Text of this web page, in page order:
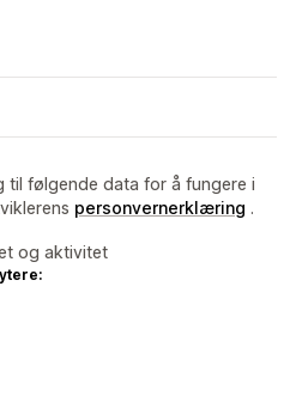
til følgende data for å fungere i
personvernerklæring .
og aktivitet